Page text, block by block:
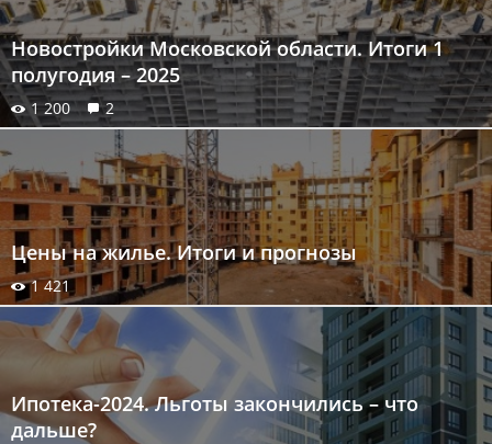
Новостройки Московской области. Итоги 1
полугодия – 2025
1 200 2
Цены на жилье. Итоги и прогнозы
1 421
Ипотека-2024. Льготы закончились – что
дальше?